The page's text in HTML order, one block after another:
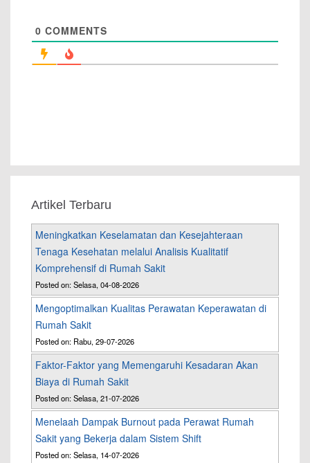
0 COMMENTS
Artikel Terbaru
Meningkatkan Keselamatan dan Kesejahteraan
Tenaga Kesehatan melalui Analisis Kualitatif
Komprehensif di Rumah Sakit
Posted on: Selasa, 04-08-2026
Mengoptimalkan Kualitas Perawatan Keperawatan di
Rumah Sakit
Posted on: Rabu, 29-07-2026
Faktor-Faktor yang Memengaruhi Kesadaran Akan
Biaya di Rumah Sakit
Posted on: Selasa, 21-07-2026
Menelaah Dampak Burnout pada Perawat Rumah
Sakit yang Bekerja dalam Sistem Shift
Posted on: Selasa, 14-07-2026